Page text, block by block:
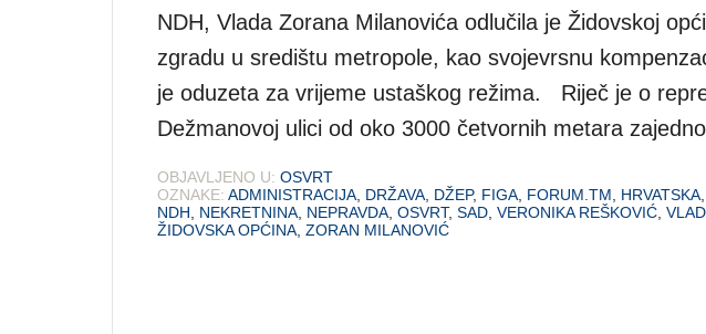
NDH, Vlada Zorana Milanovića odlučila je Židovskoj
zgradu u središtu metropole, kao svojevrsnu
je oduzeta za vrijeme ustaškog režima. Riječ je o
Dežmanovoj ulici od oko 3000 četvornih metara
OBJAVLJENO U: OSVRT
OZNAKE: ADMINISTRACIJA DRŽAVA DŽEP, FIGA FORUM.TM HRVATSKA
NDH
NEKRETNINA NEPRAVDA OSVRT, SAD VERONIKA REŠKOVIĆ
ŽIDOVSKA OPĆINA ZORAN MILANOVIĆ